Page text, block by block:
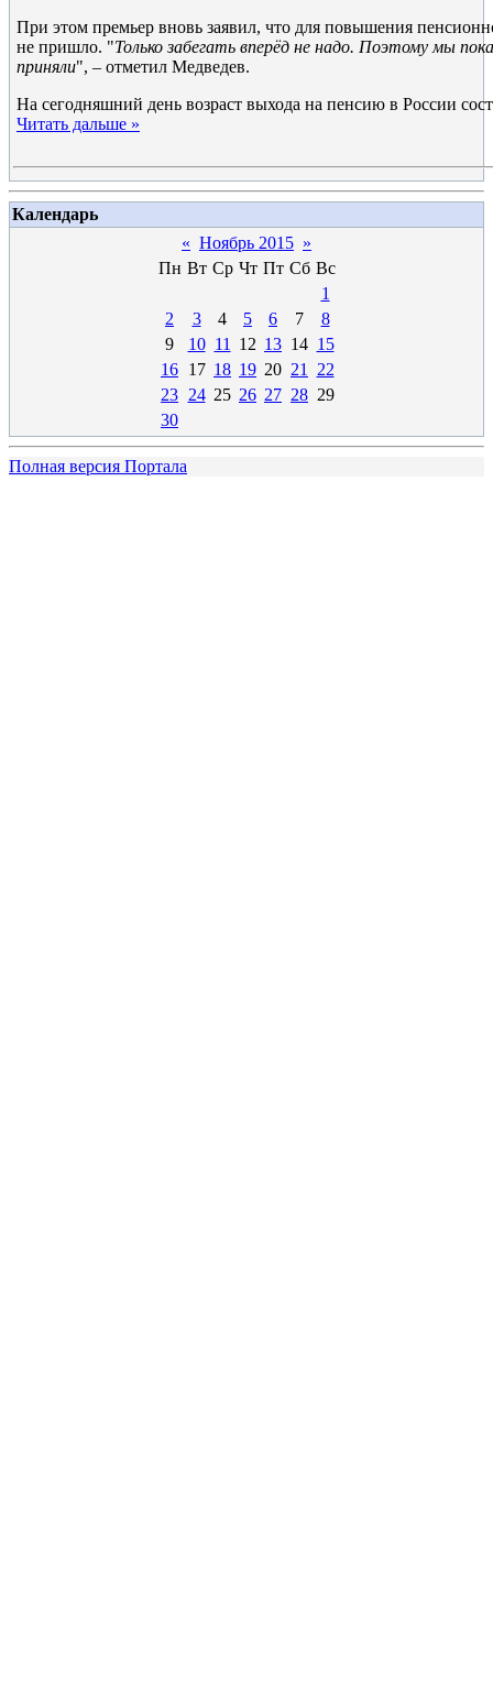
При этом премьер вновь заявил, что для повышения
не пришло. "Только забегать вперёд не надо. Поэтому мы
приняли", – отметил Медведев.
На сегодняшний день возраст выхода на пенсию в России
Читать дальше »
Календарь
« Ноябрь 2015 »
Пн Вт Ср Чт Пт Сб Вс
1
2
3 4 5 6 7
8
9
10 11 12 13 14 15
16 17 18 19 20 21
22
23 24 25 26 27 28 29
30
Полная версия Портала